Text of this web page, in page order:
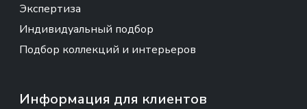
Экспертиза
Индивидуальный подбор
Подбор коллекций и интерьеров
Информация для клиентов